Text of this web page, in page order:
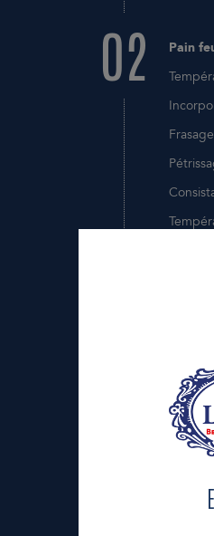
02
Pain
Prise